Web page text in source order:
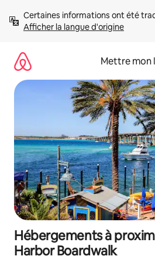
directement
Afficher la langue d'origine
Mettre mon
Hébergements à
Harbor Boardwalk